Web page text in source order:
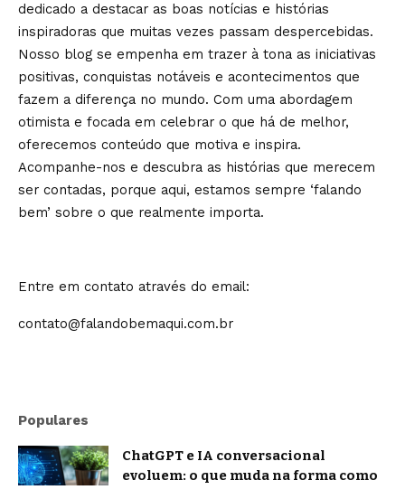
dedicado a destacar as boas notícias e histórias
inspiradoras que muitas vezes passam despercebidas.
Nosso blog se empenha em trazer à tona as iniciativas
positivas, conquistas notáveis e acontecimentos que
fazem a diferença no mundo. Com uma abordagem
otimista e focada em celebrar o que há de melhor,
oferecemos conteúdo que motiva e inspira.
Acompanhe-nos e descubra as histórias que merecem
ser contadas, porque aqui, estamos sempre ‘falando
bem’ sobre o que realmente importa.
Entre em contato através do email:
contato@falandobemaqui.com.br
Populares
ChatGPT e IA conversacional
evoluem: o que muda na forma como